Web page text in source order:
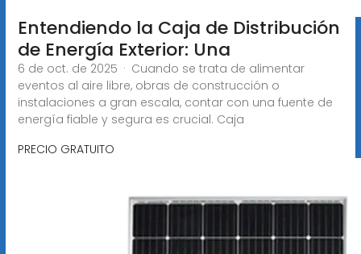
Entendiendo la Caja de Distribución
de Energía Exterior: Una
6 de oct. de 2025 · Cuando se trata de alimentar
eventos al aire libre, obras de construcción o
instalaciones a gran escala, contar con una fuente de
energía fiable y segura es crucial. Caja
PRECIO GRATUITO